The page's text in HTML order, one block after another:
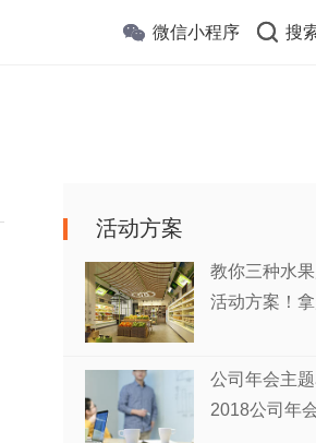
微信小程序 搜
活动方案
教你三种水
活动方案！拿
公司年会主
2018公司年